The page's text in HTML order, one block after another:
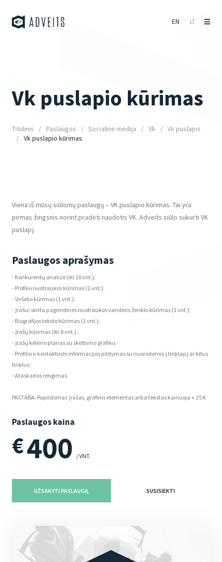
EN LT
Vk puslapio kūrimas
Titulinis Paslaugos Socialinė medija Vk
Vk puslapis
Vk puslapio kūrimas
Viena iš mūsų siūlomų paslaugų – VK puslapio kūrimas. Tai yra
pirmas žingsnis norint pradėti naudotis VK. Adveits siūlo sukurti VK
puslapį.
Paslaugos aprašymas
- Konkurentų analizė (iki 10 vnt.);
- Profilio nuotraukos kūrimas (1 vnt.);
- Viršelio kūrimas (1 vnt.);
- Įrašui skirta pagrindinės nuotraukos vandens ženklo kūrimas (1 vnt.);
- Biografijos teksto kūrimas (1 vnt.);
- Įrašų kūrimas (iki 8 vnt.);
- Įrašų kėlimo planas su skelbimo grafiku;
- Profilio ir kontaktinės informacijos pildymas su nuorodomis į tinklapį ar kitus
tinklus;
- Ataskaitos rengimas.
PASTABA: Papildomas įrašas, grafinis elementas arba tekstas kainuoja + 25 €.
Paslaugos kaina
€400 / VNT.
UŽSAKYTI PASLAUGĄ SUSISIEKTI